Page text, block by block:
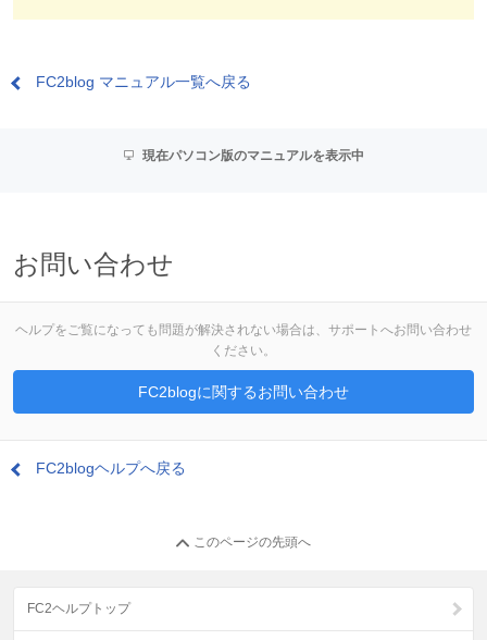
FC2blog マニュアル一覧へ戻る
現在パソコン版のマニュアルを表示中
お問い合わせ
ヘルプをご覧になっても問題が解決されない場合は、サポートへお問い合わせ
ください。
FC2blogに関するお問い合わせ
FC2blogヘルプへ戻る
このページの先頭へ
FC2ヘルプトップ